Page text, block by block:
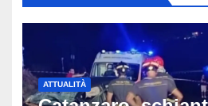
ATTUALITÀ